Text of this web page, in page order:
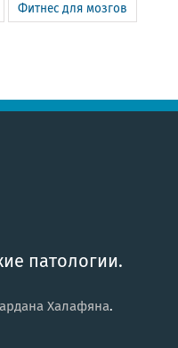
Фитнес для мозгов
патологии.
Халафяна.